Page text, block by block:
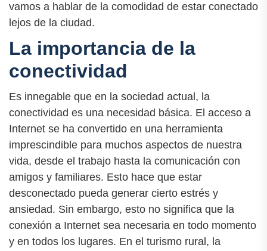
vamos a hablar de la comodidad de estar conectado
lejos de la ciudad.
La importancia de la
conectividad
Es innegable que en la sociedad actual, la
conectividad es una necesidad básica. El acceso a
Internet se ha convertido en una herramienta
imprescindible para muchos aspectos de nuestra
vida, desde el trabajo hasta la comunicación con
amigos y familiares. Esto hace que estar
desconectado pueda generar cierto estrés y
ansiedad. Sin embargo, esto no significa que la
conexión a Internet sea necesaria en todo momento
y en todos los lugares. En el turismo rural, la